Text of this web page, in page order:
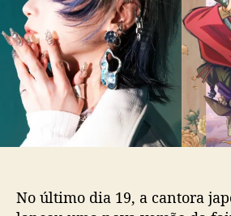
o
s
t
b
l
i
c
ã
o
No último dia 19, a cantora